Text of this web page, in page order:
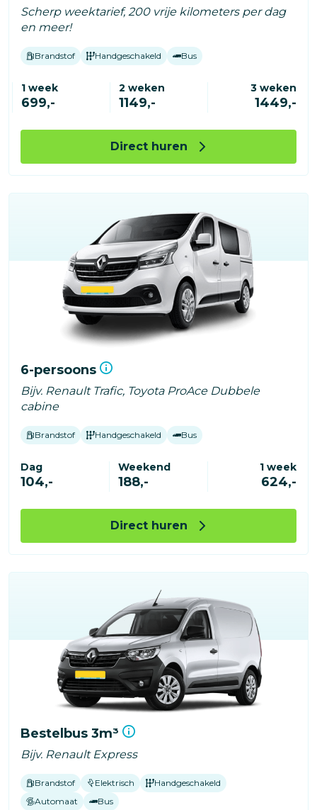
Scherp weektarief, 200 vrije kilometers per dag
en meer!
Brandstof Handgeschakeld Bus
1 week
699,-
2 weken
1149,-
3 weken
1449,-
Direct huren
6-persoons
Bijv. Renault Trafic, Toyota ProAce Dubbele
cabine
Brandstof Handgeschakeld Bus
Dag
104,-
Weekend
188,-
1 week
624,-
Direct huren
Bestelbus 3m³
Bijv. Renault Express
Brandstof Elektrisch
Handgeschakeld
Automaat
Bus